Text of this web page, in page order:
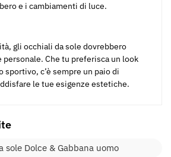
e i cambiamenti di luce.
Che tu preferisca un look
sportivo, c’è sempre un paio di
le tue esigenze estetiche.
sole Dolce & Gabbana uomo